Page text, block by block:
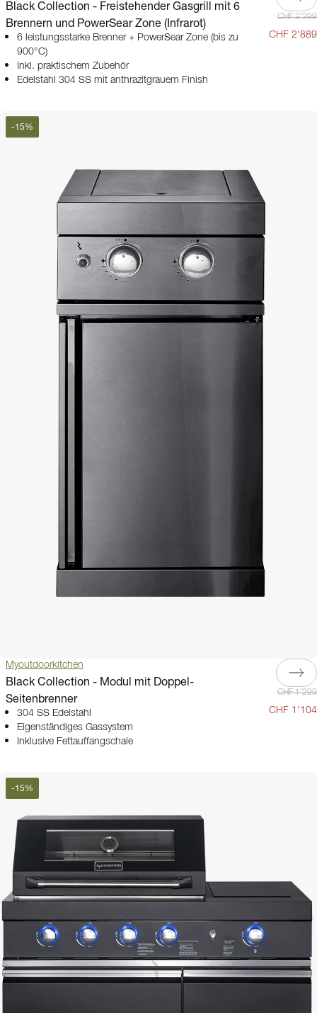
Black Collection - Freistehender Gasgrill mit 6
Brennern und PowerSear Zone (Infrarot)
6 leistungsstarke Brenner + PowerSear Zone (bis zu
900°C)
Inkl. praktischem Zubehör
Edelstahl 304 SS mit anthrazitgrauem Finish
CHF 3'399
CHF 2'889
-15%
Myoutdoorkitchen
Black Collection - Modul mit Doppel-
Seitenbrenner
304 SS Edelstahl
Eigenständiges Gassystem
Inklusive Fettauffangschale
CHF 1'299
CHF 1'104
-15%